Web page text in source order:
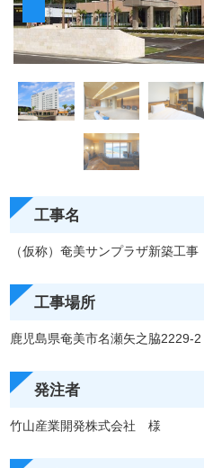
工事名
（仮称）奄美サンプラザ新築工事
工事場所
鹿児島県奄美市名瀬矢之脇2229-2
発注者
竹山産業開発株式会社 様